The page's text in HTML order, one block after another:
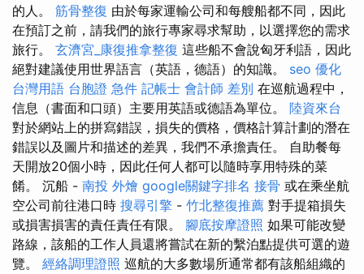
的人。 筋骨整復 由於每家運輸公司和每艘船都不同，因此
在預訂之前，請我們的旅行專家尋求幫助，以選擇您的需求
旅行。 玄濟宮_康復推拿整復 這些船不會說匈牙利語，因此
絕對建議使用世界語言（英語，德語）的知識。 seo 優化
台灣用語 台胞證 急件 記帳士 會計師 差別 在巡航過程中，
信息（書面和口頭）主要用英語或德語為單位。 陸資來台
對於網站上的拼寫錯誤，損失的價格，價格計算計劃的潛在
錯誤以及圖片和描述的差異，我們不承擔責任。 自助餐每
天開放20個小時，因此任何人都可以隨時享用特殊的菜
餚。 沉船 - 南投 外燴 google關鍵字排名 接骨 或在乘坐航
空公司前往港口時 搜尋引擎 - 竹北整復推薦 對手提箱損失
或損害損害的責任責任有限。 腳底按摩證照 如果可能改變
路線，該船的工作人員還將嘗試在新的繫泊點提供可選的遊
覽。 經絡調理證照 巡航的大多數場所通常都有該船組織的